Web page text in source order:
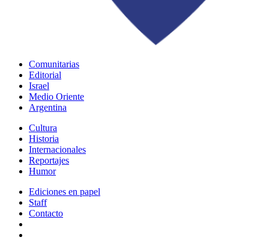
Comunitarias
Editorial
Israel
Medio Oriente
Argentina
Cultura
Historia
Internacionales
Reportajes
Humor
Ediciones en papel
Staff
Contacto